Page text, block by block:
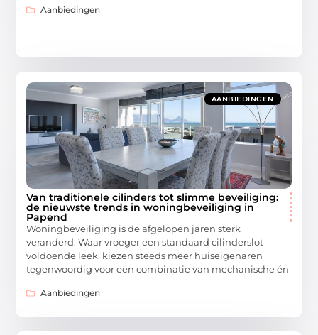
Aanbiedingen
AANBIEDINGEN
Van traditionele cilinders tot slimme beveiliging:
de nieuwste trends in woningbeveiliging in
Papend
Woningbeveiliging is de afgelopen jaren sterk
veranderd. Waar vroeger een standaard cilinderslot
voldoende leek, kiezen steeds meer huiseigenaren
tegenwoordig voor een combinatie van mechanische én
Aanbiedingen